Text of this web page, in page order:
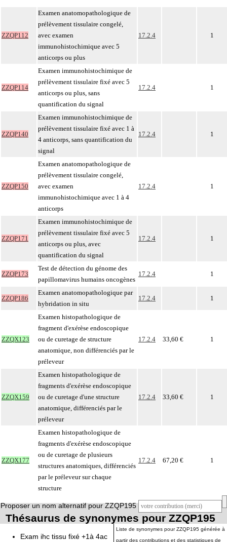
ZZQP112
Examen anatomopathologique de
prélèvement tissulaire congelé,
avec examen
immunohistochimique avec 5
anticorps ou plus
17.2.4 1
ZZQP114
Examen immunohistochimique de
prélèvement tissulaire fixé avec 5
anticorps ou plus, sans
quantification du signal
17.2.4 1
ZZQP140
Examen immunohistochimique de
prélèvement tissulaire fixé avec 1 à
4 anticorps, sans quantification du
signal
17.2.4 1
ZZQP150
Examen anatomopathologique de
prélèvement tissulaire congelé,
avec examen
immunohistochimique avec 1 à 4
anticorps
17.2.4 1
ZZQP171
Examen immunohistochimique de
prélèvement tissulaire fixé avec 5
anticorps ou plus, avec
quantification du signal
17.2.4 1
ZZQP173
Test de détection du génome des
papillomavirus humains oncogènes
17.2.4 1
ZZQP186
Examen anatomopathologique par
hybridation in situ
17.2.4 1
ZZQX123
Examen histopathologique de
fragment d'exérèse endoscopique
ou de curetage de structure
anatomique, non différenciés par le
préleveur
17.2.4 33,60 € 1
ZZQX159
Examen histopathologique de
fragments d'exérèse endoscopique
ou de curetage d'une structure
anatomique, différenciés par le
préleveur
17.2.4 33,60 € 1
ZZQX177
Examen histopathologique de
fragments d'exérèse endoscopique
ou de curetage de plusieurs
structures anatomiques, différenciés
par le préleveur sur chaque
structure
17.2.4 67,20 € 1
Proposer un nom alternatif pour ZZQP195
Thésaurus de synonymes pour ZZQP195
Exam ihc tissu fixé +1à 4ac
Liste de synonymes pour ZZQP195 générée à
partir des contributions et des statistiques de